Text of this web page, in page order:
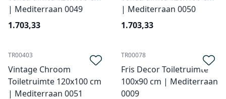
| Mediterraan 0049
1.703,33
| Mediterraan 0050
1.703,33
TR00403
Vintage Chroom
Toiletruimte 120x100 cm
| Mediterraan 0051
TR00078
Fris Decor Toiletruimte
100x90 cm | Mediterraan
0009